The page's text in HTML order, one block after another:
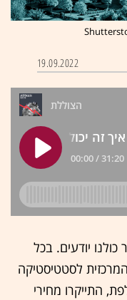
19.09.2022
יודעים. בכל
לסטטיסטיקה
התייקרו מחירי